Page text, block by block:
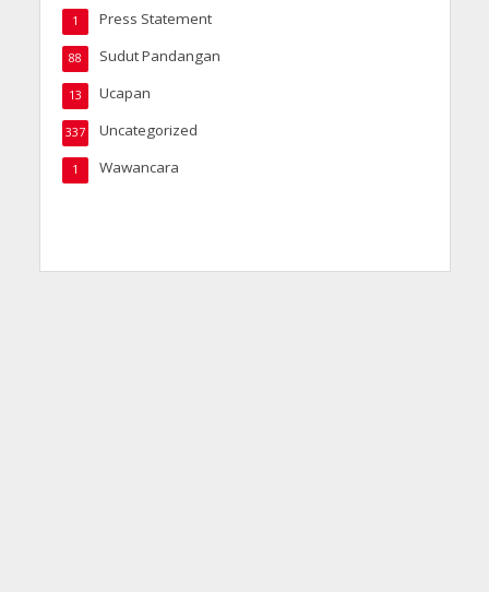
Press Statement
1
Sudut Pandangan
88
Ucapan
13
Uncategorized
337
Wawancara
1